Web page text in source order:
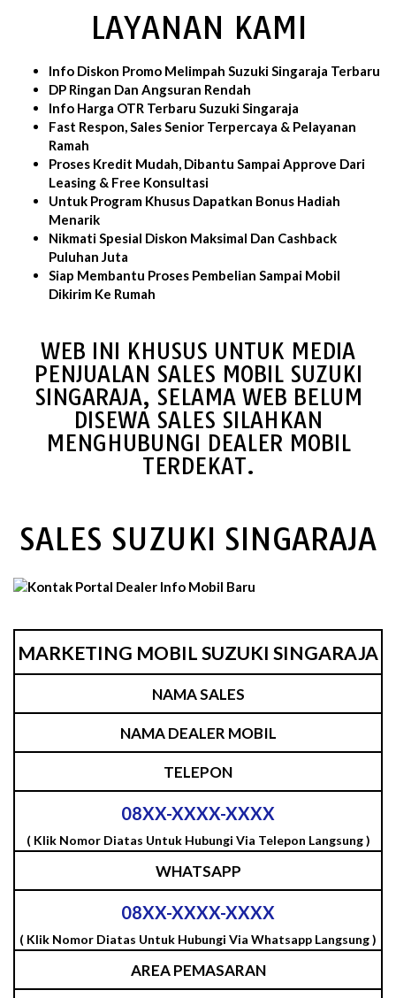
LAYANAN KAMI
Info Diskon Promo Melimpah Suzuki Singaraja Terbaru
DP Ringan Dan Angsuran Rendah
Info Harga OTR Terbaru Suzuki Singaraja
Fast Respon, Sales Senior Terpercaya & Pelayanan
Ramah
Proses Kredit Mudah, Dibantu Sampai Approve Dari
Leasing & Free Konsultasi
Untuk Program Khusus Dapatkan Bonus Hadiah
Menarik
Nikmati Spesial Diskon Maksimal Dan Cashback
Puluhan Juta
Siap Membantu Proses Pembelian Sampai Mobil
Dikirim Ke Rumah
WEB INI KHUSUS UNTUK MEDIA
PENJUALAN SALES MOBIL SUZUKI
SINGARAJA, SELAMA WEB BELUM
DISEWA SALES SILAHKAN
MENGHUBUNGI DEALER MOBIL
TERDEKAT.
SALES SUZUKI SINGARAJA
MARKETING MOBIL SUZUKI SINGARAJA
NAMA SALES
NAMA DEALER MOBIL
TELEPON
08XX-XXXX-XXXX
( Klik Nomor Diatas Untuk Hubungi Via Telepon Langsung )
WHATSAPP
08XX-XXXX-XXXX
( Klik Nomor Diatas Untuk Hubungi Via Whatsapp Langsung )
AREA PEMASARAN